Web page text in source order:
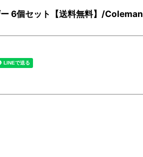
6個セット【送料無料】/Coleman